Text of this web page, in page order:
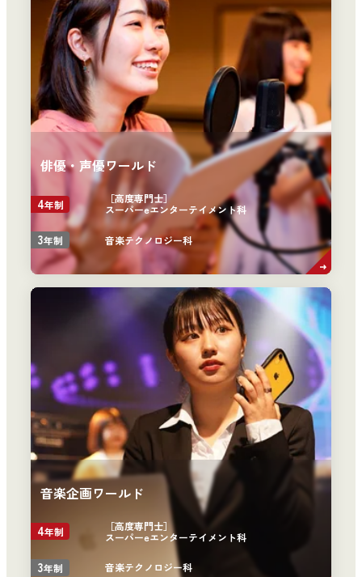
俳優・声優ワールド
4年制
［高度専門士］
スーパーeエンターテイメント科
3年制 音楽テクノロジー科
音楽企画ワールド
4年制
［高度専門士］
スーパーeエンターテイメント科
3年制 音楽テクノロジー科